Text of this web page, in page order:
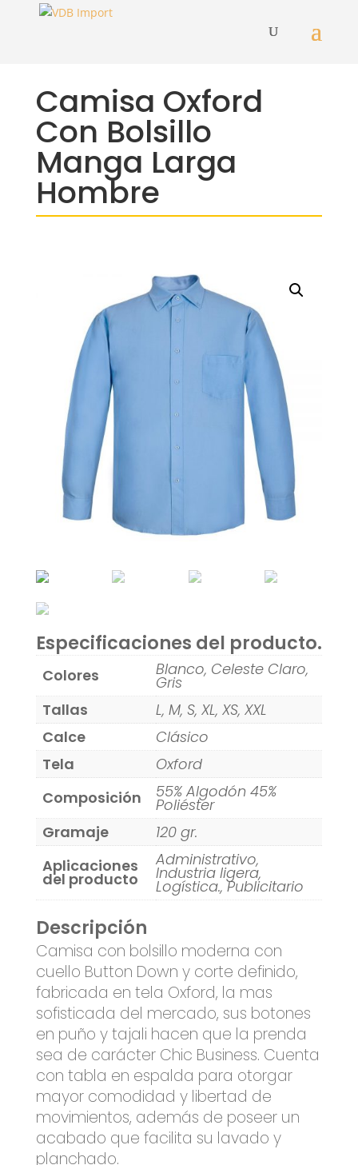
Camisa Oxford
Con Bolsillo
Manga Larga
Hombre
Especificaciones del producto.
Colores Blanco, Celeste Claro,
Gris
Tallas
L, M, S, XL, XS, XXL
Calce
Clásico
Tela
Oxford
Composición
55% Algodón 45%
Poliéster
Gramaje
120 gr.
Aplicaciones
del producto
Administrativo,
Industria ligera,
Logística., Publicitario
Descripción
Camisa con bolsillo moderna con
cuello Button Down y corte definido,
fabricada en tela Oxford, la mas
sofisticada del mercado, sus botones
en puño y tajali hacen que la prenda
sea de carácter Chic Business. Cuenta
con tabla en espalda para otorgar
mayor comodidad y libertad de
movimientos, además de poseer un
acabado que facilita su lavado y
planchado.